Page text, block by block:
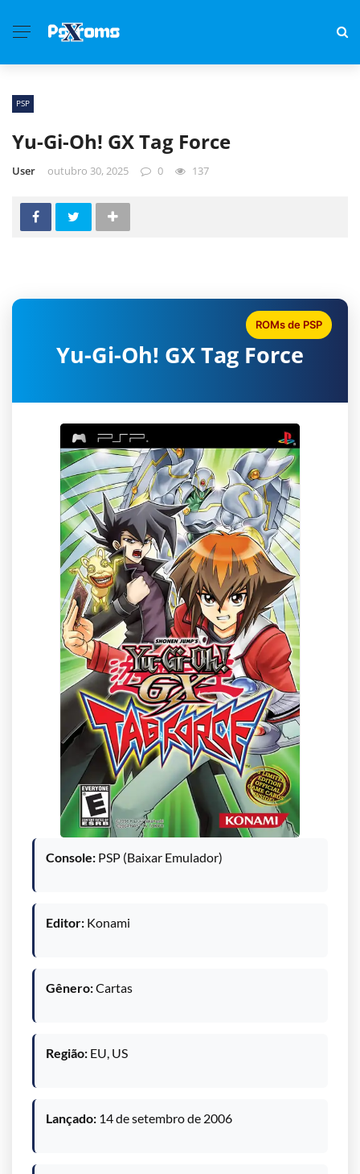
PSP
Yu-Gi-Oh! GX Tag Force
User outubro 30, 2025 0 137
Yu-Gi-Oh! GX Tag Force
ROMs de PSP
Console: PSP (Baixar Emulador)
Editor: Konami
Gênero:Cartas
Região: EU, US
Lançado: 14 de setembro de 2006